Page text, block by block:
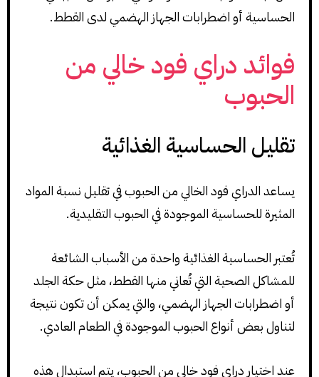
الحساسية أو اضطرابات الجهاز الهضمي لدى القطط.
فوائد دراي فود خالي من
الحبوب
تقليل الحساسية الغذائية
يساعد الدراي فود الخالي من الحبوب في تقليل نسبة المواد
المثيرة للحساسية الموجودة في الحبوب التقليدية.
تُعتبر الحساسية الغذائية واحدة من الأسباب الشائعة
للمشاكل الصحية التي تُعاني منها القطط، مثل حكة الجلد
أو اضطرابات الجهاز الهضمي، والتي يمكن أن تكون نتيجة
لتناول بعض أنواع الحبوب الموجودة في الطعام العادي.
عند اختيار دراي فود خالي من الحبوب، يتم استبدال هذه